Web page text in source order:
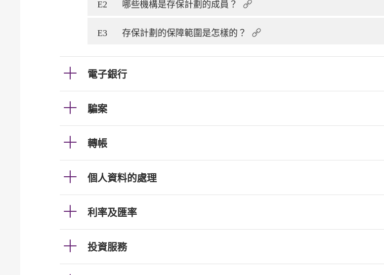
E2 哪些機構是存保計劃的成員？
E3 存保計劃的保障範圍是怎樣的？
電子銀行
騙案
轉帳
個人資料的處理
利率及匯率
投資服務